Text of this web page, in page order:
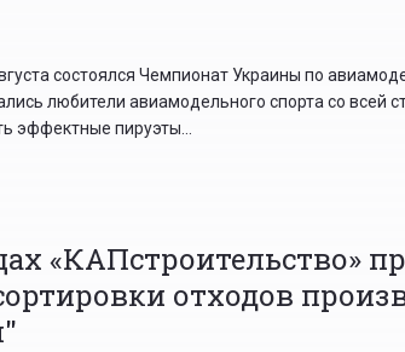
состоялся Чемпионат Украины по
любители авиамодельного спорта со всей
эффектные пируэты...
«КАПстроительство»
отходов